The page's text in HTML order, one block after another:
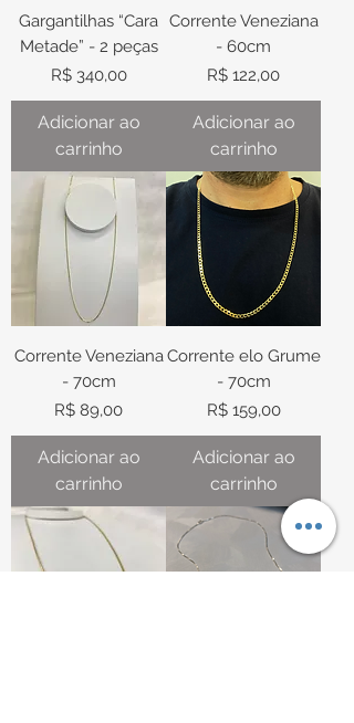
Gargantilhas “Cara
Metade” - 2 peças
Preço
R$ 340,00
Adicionar ao
carrinho
Corrente Veneziana
- 60cm
Preço
R$ 122,00
Adicionar ao
carrinho
Corrente Veneziana
- 70cm
Preço
R$ 89,00
Adicionar ao
carrinho
Corrente elo Grume
- 70cm
Preço
R$ 159,00
Adicionar ao
carrinho